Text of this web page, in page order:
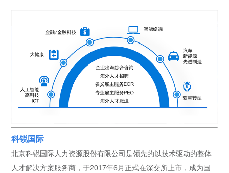
科锐国际
北京科锐国际人力资源股份有限公司是领先的以技术驱动的整体
人才解决方案服务商，于2017年6月正式在深交所上市，成为国